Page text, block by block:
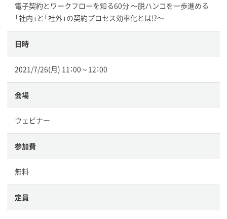
電子契約とワークフローを知る60分 〜脱ハンコを一歩進める
「社内」と「社外」の契約プロセス効率化とは!?〜
日時
2021/7/26(月) 11：00～12：00
会場
ウェビナー
参加費
無料
定員